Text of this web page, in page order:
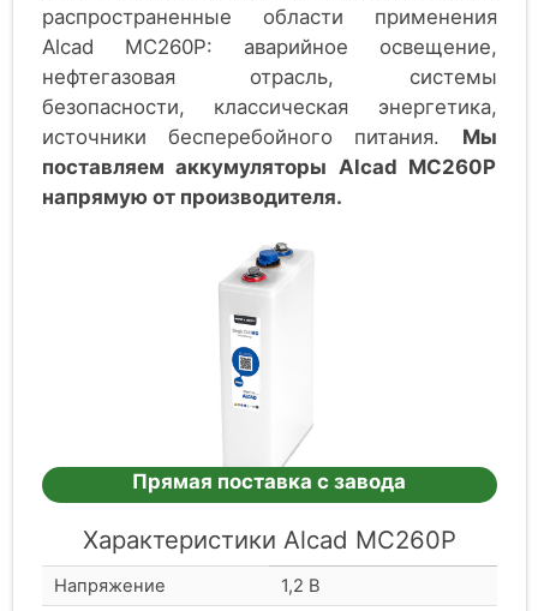
распространенные области применения
Alcad MC260P: аварийное освещение,
нефтегазовая отрасль, системы
безопасности, классическая энергетика,
источники бесперебойного питания.
Мы
поставляем аккумуляторы Alcad MC260P
напрямую от производителя.
Прямая поставка с завода
Характеристики Alcad MC260P
Напряжение
1,2 В